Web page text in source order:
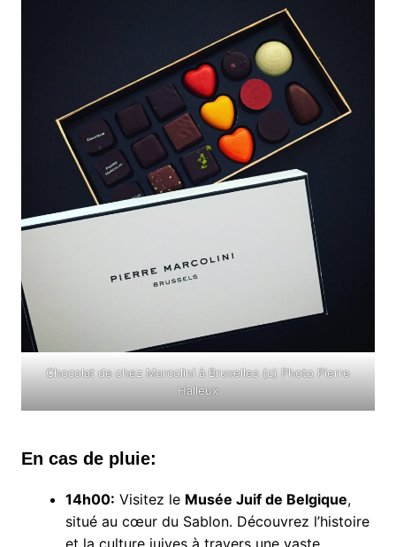
Chocolat de chez Marcolini à Bruxelles (c) Photo Pierre
Halleux
En cas de pluie:
14h00: Visitez le Musée Juif de Belgique,
situé au cœur du Sablon. Découvrez l’histoire
et la culture juives à travers une vaste